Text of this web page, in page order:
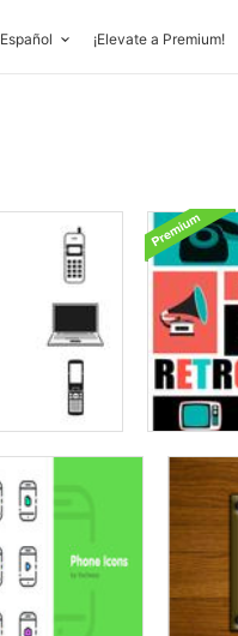
Español ¡Elevate a Premium!